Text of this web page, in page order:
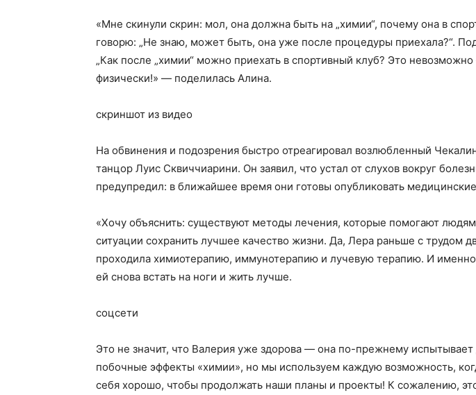
«Мне скинули скрин: мол, она должна быть на „химии“, почему она в
говорю: „Не знаю, может быть, она уже после процедуры приехала?“.
„Как после „химии“ можно приехать в спортивный клуб? Это
физически!» — поделилась Алина.
скриншот из видео
На обвинения и подозрения быстро отреагировал возлюбленный
танцор Луис Сквиччиарини. Он заявил, что устал от слухов вокруг
предупредил: в ближайшее время они готовы опубликовать
«Хочу объяснить: существуют методы лечения, которые помогают
ситуации сохранить лучшее качество жизни. Да, Лера раньше с трудом
проходила химиотерапию, иммунотерапию и лучевую терапию. И
ей снова встать на ноги и жить лучше.
соцсети
Это не значит, что Валерия уже здорова — она по-прежнему
побочные эффекты «химии», но мы используем каждую возможность,
себя хорошо, чтобы продолжать наши планы и проекты! К сожалению,